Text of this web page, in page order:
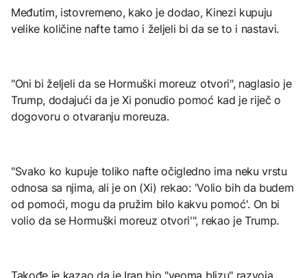
Međutim, istovremeno, kako je dodao, Kinezi kupuju
velike količine nafte tamo i željeli bi da se to i nastavi.
"Oni bi željeli da se Hormuški moreuz otvori", naglasio je
Trump, dodajući da je Xi ponudio pomoć kad je riječ o
dogovoru o otvaranju moreuza.
"Svako ko kupuje toliko nafte očigledno ima neku vrstu
odnosa sa njima, ali je on (Xi) rekao: 'Volio bih da budem
od pomoći, mogu da pružim bilo kakvu pomoć'. On bi
volio da se Hormuški moreuz otvori'", rekao je Trump.
Takođe je kazao da je Iran bio "veoma blizu" razvoja